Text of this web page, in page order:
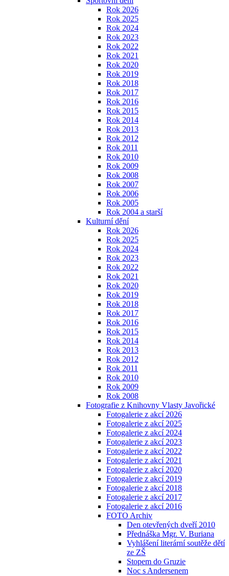
Rok 2026
Rok 2025
Rok 2024
Rok 2023
Rok 2022
Rok 2021
Rok 2020
Rok 2019
Rok 2018
Rok 2017
Rok 2016
Rok 2015
Rok 2014
Rok 2013
Rok 2012
Rok 2011
Rok 2010
Rok 2009
Rok 2008
Rok 2007
Rok 2006
Rok 2005
Rok 2004 a starší
Kulturní dění
Rok 2026
Rok 2025
Rok 2024
Rok 2023
Rok 2022
Rok 2021
Rok 2020
Rok 2019
Rok 2018
Rok 2017
Rok 2016
Rok 2015
Rok 2014
Rok 2013
Rok 2012
Rok 2011
Rok 2010
Rok 2009
Rok 2008
Fotografie z Knihovny Vlasty Javořické
Fotogalerie z akcí 2026
Fotogalerie z akcí 2025
Fotogalerie z akcí 2024
Fotogalerie z akcí 2023
Fotogalerie z akcí 2022
Fotogalerie z akcí 2021
Fotogalerie z akcí 2020
Fotogalerie z akcí 2019
Fotogalerie z akcí 2018
Fotogalerie z akcí 2017
Fotogalerie z akcí 2016
FOTO Archiv
Den otevřených dveří 2010
Přednáška Mgr. V. Buriana
Vyhlášení literární soutěže dětí
ze ZŠ
Stopem do Gruzie
Noc s Andersenem